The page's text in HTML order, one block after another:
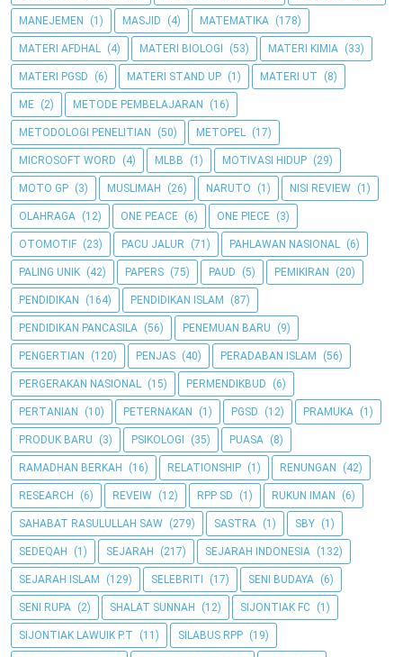
MANEJEMEN (1) MASJID (4) MATEMATIKA (178)
MATERI AFDHAL (4) MATERI BIOLOGI (53) MATERI KIMIA (33)
MATERI PGSD (6) MATERI STAND UP (1) MATERI UT (8)
ME (2) METODE PEMBELAJARAN (16)
METODOLOGI PENELITIAN (50) METOPEL (17)
MICROSOFT WORD (4) MLBB (1) MOTIVASI HIDUP (29)
MOTO GP (3) MUSLIMAH (26) NARUTO (1) NISI REVIEW (1)
OLAHRAGA (12) ONE PEACE (6) ONE PIECE (3)
OTOMOTIF (23) PACU JALUR (71) PAHLAWAN NASIONAL (6)
PALING UNIK (42) PAPERS (75) PAUD (5) PEMIKIRAN (20)
PENDIDIKAN (164) PENDIDIKAN ISLAM (87)
PENDIDIKAN PANCASILA (56) PENEMUAN BARU (9)
PENGERTIAN (120) PENJAS (40) PERADABAN ISLAM (56)
PERGERAKAN NASIONAL (15) PERMENDIKBUD (6)
PERTANIAN (10) PETERNAKAN (1) PGSD (12) PRAMUKA (1)
PRODUK BARU (3) PSIKOLOGI (35) PUASA (8)
RAMADHAN BERKAH (16) RELATIONSHIP (1) RENUNGAN (42)
RESEARCH (6) REVEIW (12) RPP SD (1) RUKUN IMAN (6)
SAHABAT RASULULLAH SAW (279) SASTRA (1) SBY (1)
SEDEQAH (1) SEJARAH (217) SEJARAH INDONESIA (132)
SEJARAH ISLAM (129) SELEBRITI (17) SENI BUDAYA (6)
SENI RUPA (2) SHALAT SUNNAH (12) SIJONTIAK FC (1)
SIJONTIAK LAWUIK P.T (11) SILABUS RPP (19)